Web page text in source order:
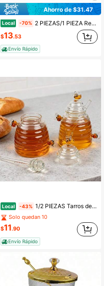
Ahorro de $31.47
Local -70% 2 PIEZAS/1 PIEZA Recipientes de vidrio para condimentos, tazón de azúcar de vidrio con tapa y cuchara, frasco contenedor de azúcar, olla para condimentos, salero y pimentero para cocina, barra de café y restaurante
$13.53
Envío Rápido
Local -43% 1/2 PIEZAS Tarros de vidrio borosilicato de alta calidad de 480ml/16.23oz con diseño de panal, con tapa y barra agitadora, contenedores transparentes para almacenamiento de miel, adecuados para el hogar, bodas, fiestas y uso en la cocina.
Solo quedan 10
$11.90
Envío Rápido